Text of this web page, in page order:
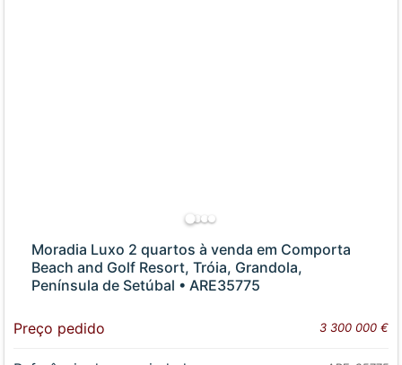
Moradia Luxo 2 quartos à venda em Comporta
Beach and Golf Resort, Tróia, Grandola,
Península de Setúbal • ARE35775
Preço pedido 3 300 000 €